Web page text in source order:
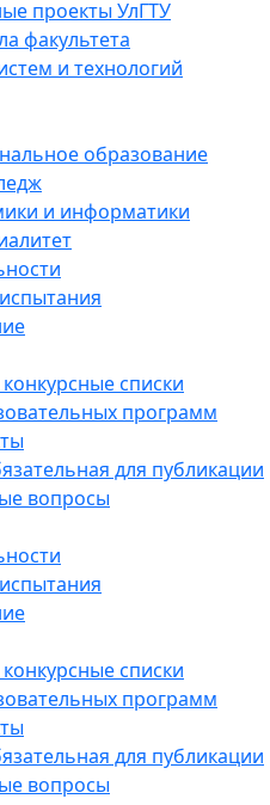
проекты УлГТУ
факультета
и технологий
образование
и информатики
списки
программ
для публикации
вопросы
списки
программ
для публикации
вопросы